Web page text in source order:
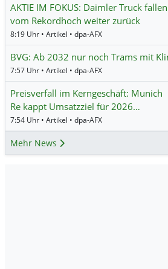
AKTIE IM FOKUS: Daimler Truck fallen
vom Rekordhoch weiter zurück
8:19 Uhr • Artikel • dpa-AFX
BVG: Ab 2032 nur noch Trams mit
7:57 Uhr • Artikel • dpa-AFX
Preisverfall im Kerngeschäft: Munich
Re kappt Umsatzziel für 2026…
7:54 Uhr • Artikel • dpa-AFX
Mehr News